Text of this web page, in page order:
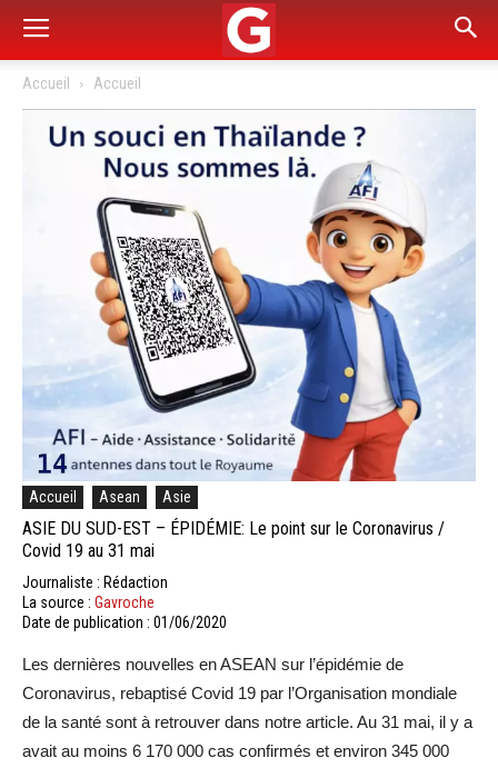
Accueil Accueil
Accueil Asean Asie
ASIE DU SUD-EST – ÉPIDÉMIE: Le point sur le Coronavirus /
Covid 19 au 31 mai
Journaliste : Rédaction
La source : Gavroche
Date de publication : 01/06/2020
Les dernières nouvelles en ASEAN sur l’épidémie de
Coronavirus, rebaptisé Covid 19 par l’Organisation mondiale
de la santé sont à retrouver dans notre article. Au 31 mai, il y a
avait au moins 6 170 000 cas confirmés et environ 345 000